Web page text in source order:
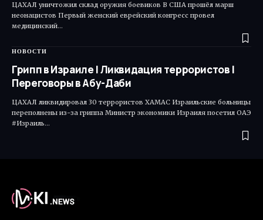
ЦАХАЛ уничтожил склад оружия боевиков В США прошёл марш
неонацистов Первый женский еврейский конгресс провел
медицинский…
НОВОСТИ
Грипп в Израиле | Ликвидация террористов |
Переговоры в Абу-Даби
ЦАХАЛ ликвидировал 30 террористов ХАМАС Израильские больницы
переполнены из-за гриппа Министр экономики Израиля посетил ОАЭ
#Израиль…